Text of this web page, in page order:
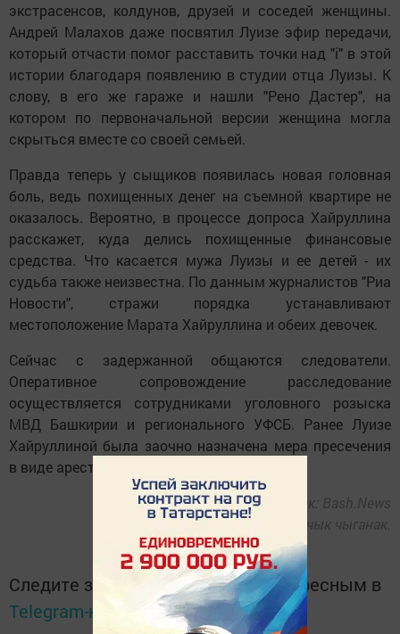
экстрасенсов, колдунов, друзей и соседей женщины.
Андрей Малахов даже посвятил Луизе эфир передачи,
который отчасти помог расставить точки над "i" в этой
истории благодаря появлению в студии отца Луизы. К
слову, в его же гараже и нашли "Рено Дастер", на
котором по первоначальной версии женщина могла
скрыться вместе со своей семьей.
Правда теперь у сыщиков появилась новая головная
боль, ведь похищенных денег на съемной квартире не
оказалось. Вероятно, в процессе допроса Хайруллина
расскажет, куда делись похищенные финансовые
средства. Что касается мужа Луизы и ее детей - их
судьба также неизвестна. По данным журналистов "Риа
Новости", стражи порядка устанавливают
местоположение Марата Хайруллина и обеих девочек.
Сейчас с задержанной общаются следователи.
Оперативное сопровождение расследование
осуществляется сотрудниками уголовного розыска
МВД Башкирии и регионального УФСБ. Ранее Луизе
Хайруллиной была заочно назначена мера пресечения
в виде ареста, пишет
Чыганак: Bash.News
Фото: Ачык чыганак.
Следите за самым важным и интересным в
Telegram-канале
Татмедиа